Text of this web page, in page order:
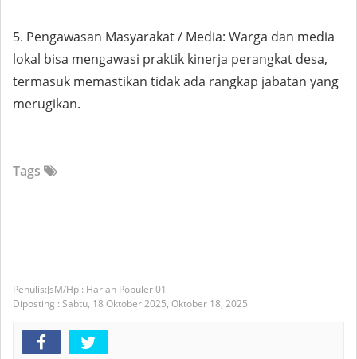
5. Pengawasan Masyarakat / Media: Warga dan media
lokal bisa mengawasi praktik kinerja perangkat desa,
termasuk memastikan tidak ada rangkap jabatan yang
merugikan.
Tags
JsM/Hp : Harian Populer 01
Diposting : Sabtu, 18 Oktober 2025, Oktober 18, 2025